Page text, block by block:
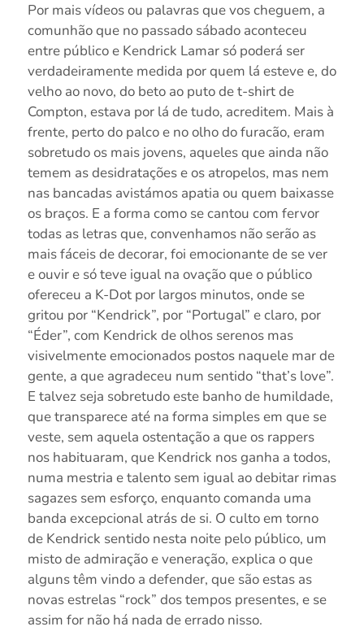
Por mais vídeos ou palavras que vos cheguem, a
comunhão que no passado sábado aconteceu
entre público e Kendrick Lamar só poderá ser
verdadeiramente medida por quem lá esteve e, do
velho ao novo, do beto ao puto de t-shirt de
Compton, estava por lá de tudo, acreditem. Mais à
frente, perto do palco e no olho do furacão, eram
sobretudo os mais jovens, aqueles que ainda não
temem as desidratações e os atropelos, mas nem
nas bancadas avistámos apatia ou quem baixasse
os braços. E a forma como se cantou com fervor
todas as letras que, convenhamos não serão as
mais fáceis de decorar, foi emocionante de se ver
e ouvir e só teve igual na ovação que o público
ofereceu a K-Dot por largos minutos, onde se
gritou por “Kendrick”, por “Portugal” e claro, por
“Éder”, com Kendrick de olhos serenos mas
visivelmente emocionados postos naquele mar de
gente, a que agradeceu num sentido “that’s love”.
E talvez seja sobretudo este banho de humildade,
que transparece até na forma simples em que se
veste, sem aquela ostentação a que os rappers
nos habituaram, que Kendrick nos ganha a todos,
numa mestria e talento sem igual ao debitar rimas
sagazes sem esforço, enquanto comanda uma
banda excepcional atrás de si. O culto em torno
de Kendrick sentido nesta noite pelo público, um
misto de admiração e veneração, explica o que
alguns têm vindo a defender, que são estas as
novas estrelas “rock” dos tempos presentes, e se
assim for não há nada de errado nisso.